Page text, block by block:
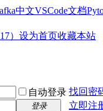
中文VSCode文档
） 设为首页收藏本站
自动登录 找回密
登录 立即注